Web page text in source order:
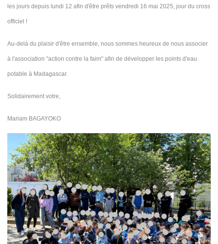
les jours depuis lundi 12 afin d'être prêts vendredi 16 mai 2025, jour du cross
officiel !
Au-delà du plaisir d'être ensemble, nous sommes heureux de nous associer
à l'association "action contre la faim" afin de développer les points d'eau
potable à Madagascar.
Solidairement votre,
Mariam BAGAYOKO